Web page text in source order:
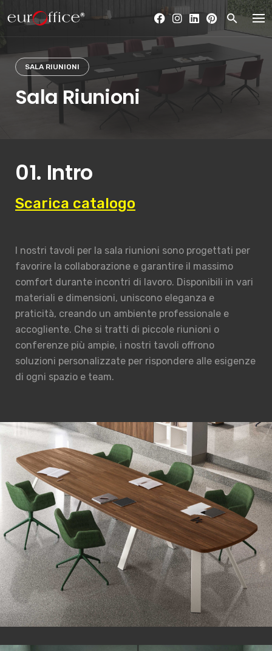
to
content
SALA RIUNIONI
Sala Riunioni
01. Intro
Scarica catalogo
I nostri tavoli per la sala riunioni sono progettati per
favorire la collaborazione e garantire il massimo
comfort durante incontri di lavoro. Disponibili in vari
materiali e dimensioni, uniscono eleganza e
praticità, creando un ambiente professionale e
accogliente. Che si tratti di piccole riunioni o
conferenze più ampie, i nostri tavoli offrono
soluzioni personalizzate per rispondere alle esigenze
di ogni spazio e team.